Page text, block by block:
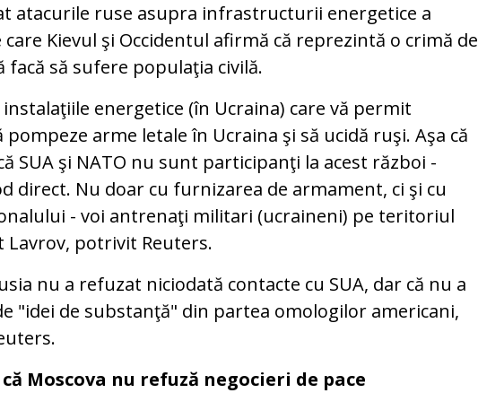
atacurile ruse asupra infrastructurii energetice a
Kievul şi Occidentul afirmă că reprezintă o crimă de
facă să sufere populaţia civilă.
instalaţiile energetice (în Ucraina) care vă permit
pompeze arme letale în Ucraina şi să ucidă ruşi. Aşa că
SUA şi NATO nu sunt participanţi la acest război -
direct. Nu doar cu furnizarea de armament, ci şi cu
- voi antrenaţi militari (ucraineni) pe teritoriul
Lavrov, potrivit Reuters.
nu a refuzat niciodată contacte cu SUA, dar că nu a
"idei de substanţă" din partea omologilor americani,
Moscova nu refuză negocieri de pace